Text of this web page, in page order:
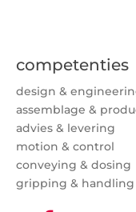
competenties
design &
assemblage &
advies & levering
motion & control
conveying & dosing
gripping & handling